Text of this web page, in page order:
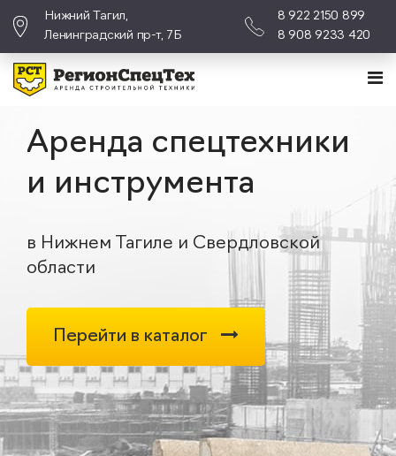
Нижний Тагил,
Ленинградский пр-т, 7Б
8 922 2150 899
8 908 9233 420
Аренда спецтехники
и инструмента
в Нижнем Тагиле и Свердловской
области
Перейти в каталог